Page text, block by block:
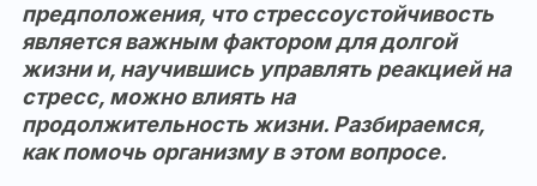
предположения, что стрессоустойчивость
является важным фактором для долгой
жизни и, научившись управлять реакцией на
стресс, можно влиять на
продолжительность жизни. Разбираемся,
как помочь организму в этом вопросе.